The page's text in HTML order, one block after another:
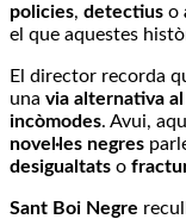
policies, detectius o
el que aquestes
El director recorda
una via alternativa
incòmodes. Avui,
novel·les negres
desigualtats o
Sant Boi Negre